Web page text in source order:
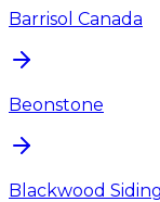
Barrisol Canada
Beonstone
Blackwood Siding